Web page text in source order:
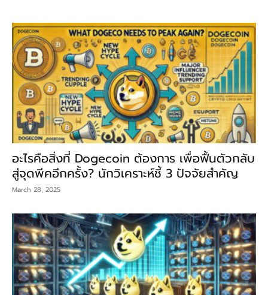
ปโต
อะไรคือสิ่งที่ Dogecoin ต้องการ เพื่อฟื้นตัวกลับ
สู่จุดพีคอีกครั้ง? นักวิเคราะห์ชี้ 3 ปัจจัยสำคัญ
March 28, 2025